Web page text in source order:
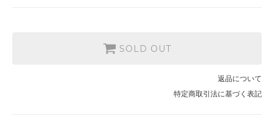
SOLD OUT
返品について
特定商取引法に基づく表記